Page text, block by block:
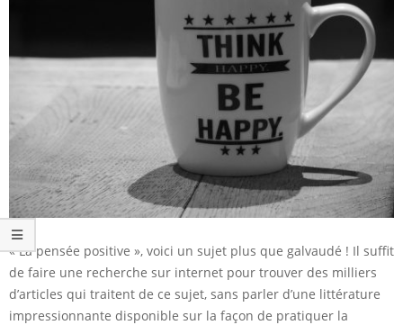
« La pensée positive », voici un sujet plus que galvaudé ! Il suffit
de faire une recherche sur internet pour trouver des milliers
d’articles qui traitent de ce sujet, sans parler d’une littérature
impressionnante disponible sur la façon de pratiquer la